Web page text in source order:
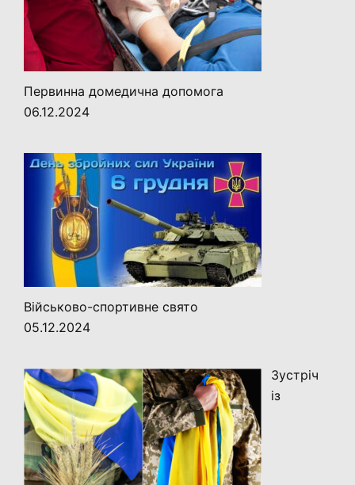
Первинна домедична допомога
06.12.2024
Військово-спортивне свято
05.12.2024
Зустріч
із